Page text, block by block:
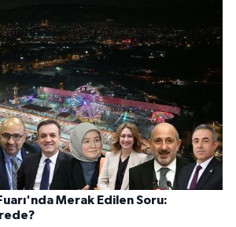
Merak Edilen Soru: